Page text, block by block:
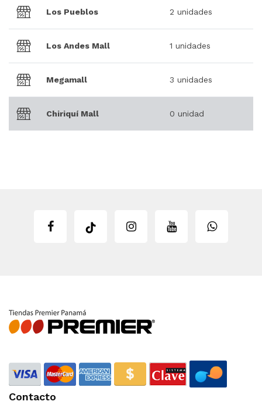
Los Pueblos 2 unidades
Los Andes Mall 1 unidades
Megamall 3 unidades
Chiriquí Mall 0 unidad
Contacto